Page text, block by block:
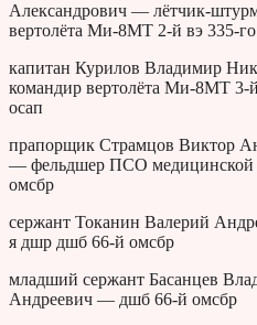
Александрович — лётчик-
вертолёта Ми-8МТ 2-й вэ 335-
капитан Курилов Владимир
командир вертолёта Ми-8МТ 3-
осап
прапорщик Страмцов Виктор
— фельдшер ПСО медицинской
омсбр
сержант Токанин Валерий
я дшр дшб 66-й омсбр
младший сержант Басанцев
Андреевич — дшб 66-й омсбр